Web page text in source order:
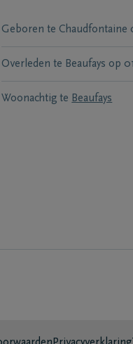
Geboren te Chaudfontaine
Overleden te Beaufays op
Woonachtig te Beaufays